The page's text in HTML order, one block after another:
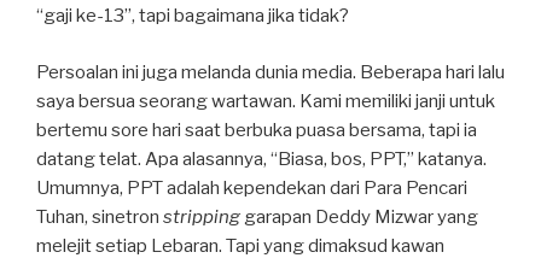
“gaji ke-13”, tapi bagaimana jika tidak?
Persoalan ini juga melanda dunia media. Beberapa hari lalu
saya bersua seorang wartawan. Kami memiliki janji untuk
bertemu sore hari saat berbuka puasa bersama, tapi ia
datang telat. Apa alasannya, “Biasa, bos, PPT,” katanya.
Umumnya, PPT adalah kependekan dari Para Pencari
Tuhan, sinetron stripping garapan Deddy Mizwar yang
melejit setiap Lebaran. Tapi yang dimaksud kawan